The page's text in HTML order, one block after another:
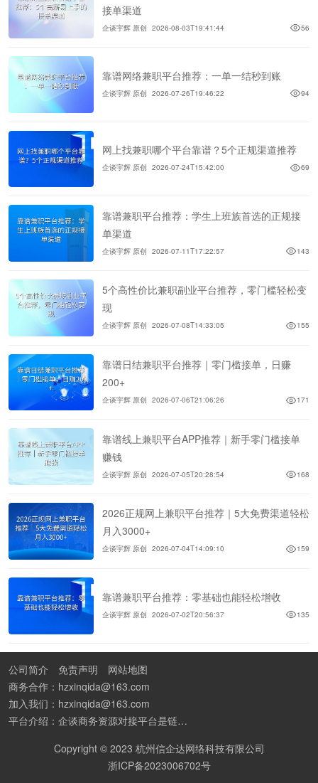
接单渠道
企谈宇辉 原创 2026-08-03T19:41:44 56
靠谱网络兼职平台推荐：一单一结秒到账
企谈宇辉 原创 2026-07-26T19:46:22 94
网上找兼职哪个平台靠谱？5个正规渠道推荐
企谈宇辉 原创 2026-07-24T15:42:00 69
靠谱兼职平台推荐：学生上班族首选的正规接
单渠道
企谈宇辉 原创 2026-07-11T17:22:57 143
5个高性价比兼职副业平台推荐，零门槛轻松变
现
企谈宇辉 原创 2026-07-08T14:33:05 155
靠谱日结兼职平台推荐｜零门槛接单，日赚
200+
企谈宇辉 原创 2026-07-06T21:06:26 171
靠谱线上兼职平台APP推荐｜新手零门槛接单
赚钱
企谈宇辉 原创 2026-07-05T20:28:54 168
2026正规网上兼职平台推荐｜5大免费渠道轻松
月入3000+
企谈宇辉 原创 2026-07-04T14:09:10 159
靠谱兼职平台推荐：零基础也能轻松增收
企谈宇辉 原创 2026-07-02T20:56:37 135
公司简介 免责声明
网站地图
商务合作：hzxinqida@163.com
加入我们：hzxinqida@163.com
平台介绍：企谈商务资源对接平台是链接资源人脉与客户的平台,也是地推app接任务平台、地推拉新团队接单平台。平台汇聚100W+商务资源，地推拉新、APP推广、BD异业合作等业务可免费发布。同时全国的地推团队和个人都可在地推接单平台找到赚钱项目和分享交流地推问题。
Copyright © 2023 杭州信企达网络科技有限公司
浙ICP备2023006702号